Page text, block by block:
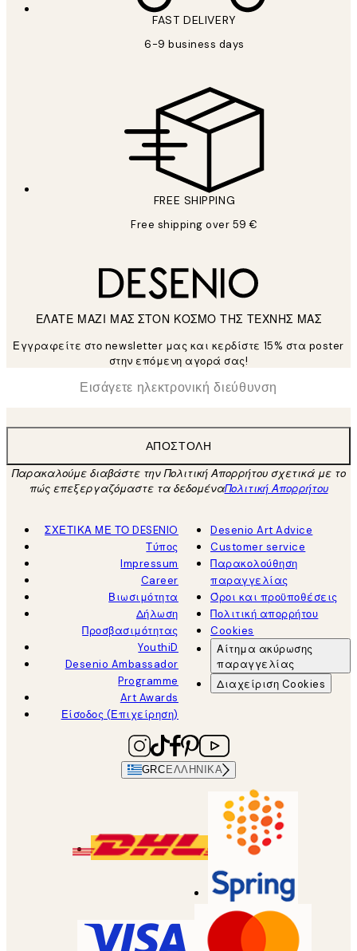
FAST DELIVERY
6-9 business days
FREE SHIPPING
Free shipping over 59 €
ΕΛΑΤΕ ΜΑΖΙ ΜΑΣ ΣΤΟΝ ΚΟΣΜΟ ΤΗΣ ΤΕΧΝΗΣ ΜΑΣ
Εγγραφείτε στο newsletter μας και κερδίστε 15% στα poster
στην επόμενη αγορά σας!
Ηλεκτρονική Διεύθυνση
ΑΠΟΣΤΟΛΉ
Παρακαλούμε διαβάστε την Πολιτική Απορρήτου σχετικά με το
πώς επεξεργαζόμαστε τα δεδομέναΠολιτική Απορρήτου
ΣΧΕΤΙΚΑ ΜΕ ΤΟ DESENIO
Τύπος
Impressum
Career
Βιωσιμότητα
Δήλωση
Προσβασιμότητας
YouthiD
Desenio Ambassador
Programme
Art Awards
Είσοδος (Επιχείρηση)
Desenio Art Advice
Customer service
Παρακολούθηση
παραγγελίας
Όροι και προϋποθέσεις
Πολιτική απορρήτου
Cookies
Αίτημα ακύρωσης
παραγγελίας
Διαχείριση Cookies
GRC ΕΛΛΗΝΙΚΆ